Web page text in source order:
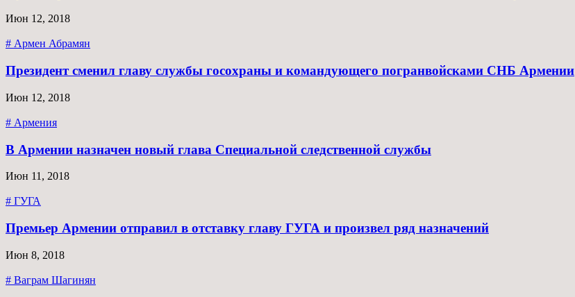
Июн 12, 2018
# Армен Абрамян
Президент сменил главу службы госохраны и командующего погранвойсками СНБ Армении
Июн 12, 2018
# Армения
В Армении назначен новый глава Специальной следственной службы
Июн 11, 2018
# ГУГА
Премьер Армении отправил в отставку главу ГУГА и произвел ряд назначений
Июн 8, 2018
# Ваграм Шагинян